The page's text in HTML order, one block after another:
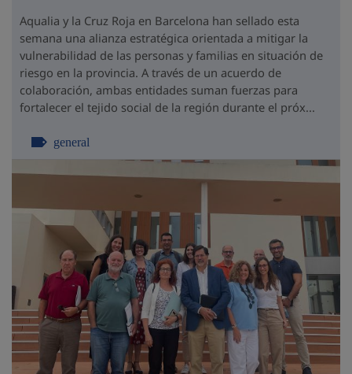
Aqualia y la Cruz Roja en Barcelona han sellado esta
semana una alianza estratégica orientada a mitigar la
vulnerabilidad de las personas y familias en situación de
riesgo en la provincia. A través de un acuerdo de
colaboración, ambas entidades suman fuerzas para
fortalecer el tejido social de la región durante el próx...
general